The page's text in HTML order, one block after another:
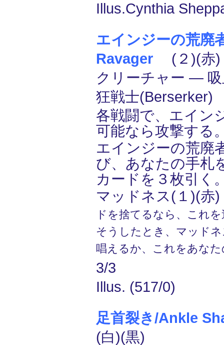
Illus.Cynthia
エインジーの荒廃
Ravager (２)(赤)
クリーチャー ― 吸
狂戦士
各戦闘で、エイン
可能なら攻撃する
エインジーの荒廃
び、あなたの手札
カードを３枚引く
マッドネス(１)(赤)
ドを捨てるなら、これ
そうしたとき、マッド
唱えるか、これをあな
3/3
Illus. (517/0)
足首裂き/Ankle
(白)(黒)